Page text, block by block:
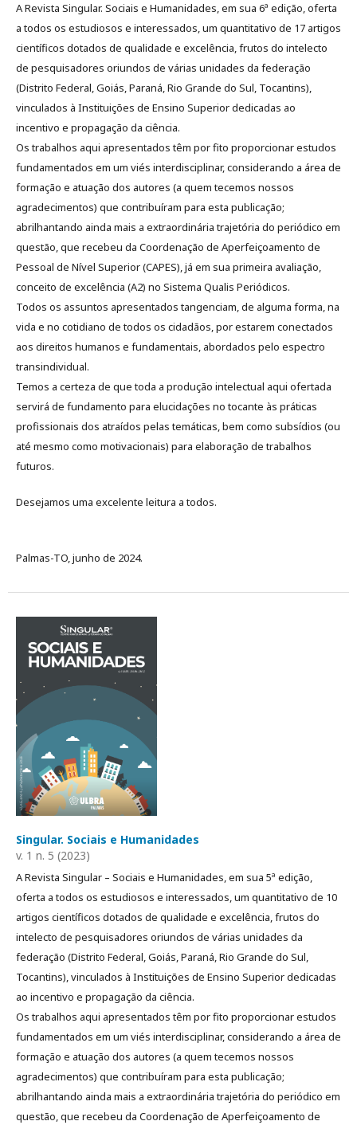
A Revista Singular. Sociais e Humanidades, em sua 6ª edição, oferta
a todos os estudiosos e interessados, um quantitativo de 17 artigos
científicos dotados de qualidade e excelência, frutos do intelecto
de pesquisadores oriundos de várias unidades da federação
(Distrito Federal, Goiás, Paraná, Rio Grande do Sul, Tocantins),
vinculados à Instituições de Ensino Superior dedicadas ao
incentivo e propagação da ciência.
Os trabalhos aqui apresentados têm por fito proporcionar estudos
fundamentados em um viés interdisciplinar, considerando a área de
formação e atuação dos autores (a quem tecemos nossos
agradecimentos) que contribuíram para esta publicação;
abrilhantando ainda mais a extraordinária trajetória do periódico em
questão, que recebeu da Coordenação de Aperfeiçoamento de
Pessoal de Nível Superior (CAPES), já em sua primeira avaliação,
conceito de excelência (A2) no Sistema Qualis Periódicos.
Todos os assuntos apresentados tangenciam, de alguma forma, na
vida e no cotidiano de todos os cidadãos, por estarem conectados
aos direitos humanos e fundamentais, abordados pelo espectro
transindividual.
Temos a certeza de que toda a produção intelectual aqui ofertada
servirá de fundamento para elucidações no tocante às práticas
profissionais dos atraídos pelas temáticas, bem como subsídios (ou
até mesmo como motivacionais) para elaboração de trabalhos
futuros.
Desejamos uma excelente leitura a todos.
Palmas-TO, junho de 2024.
Singular. Sociais e Humanidades
v. 1 n. 5 (2023)
A Revista Singular – Sociais e Humanidades, em sua 5ª edição,
oferta a todos os estudiosos e interessados, um quantitativo de 10
artigos científicos dotados de qualidade e excelência, frutos do
intelecto de pesquisadores oriundos de várias unidades da
federação (Distrito Federal, Goiás, Paraná, Rio Grande do Sul,
Tocantins), vinculados à Instituições de Ensino Superior dedicadas
ao incentivo e propagação da ciência.
Os trabalhos aqui apresentados têm por fito proporcionar estudos
fundamentados em um viés interdisciplinar, considerando a área de
formação e atuação dos autores (a quem tecemos nossos
agradecimentos) que contribuíram para esta publicação;
abrilhantando ainda mais a extraordinária trajetória do periódico em
questão, que recebeu da Coordenação de Aperfeiçoamento de